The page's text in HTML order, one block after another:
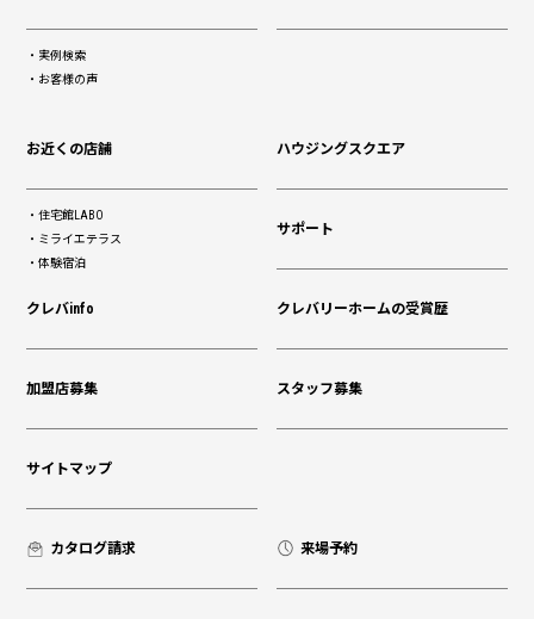
実例検索
お客様の声
お近くの店舗 ハウジングスクエア
住宅館LABO
ミライエテラス
体験宿泊
サポート
クレバinfo クレバリーホームの受賞歴
加盟店募集 スタッフ募集
サイトマップ
カタログ請求 来場予約